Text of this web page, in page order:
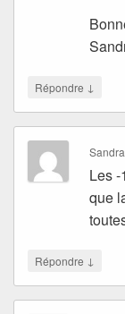
Répondre ↓
Sandra
Les
que
Répondre ↓